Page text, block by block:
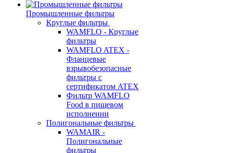
Промышленные фильтры
Круглые фильтры
WAMFLO - Круглые
фильтры
WAMFLO ATEX -
Фланцевые
взрывобезопасные
фильтры с
сертификатом ATEX
Фильтр WAMFLO
Food в пищевом
исполнении
Полигональные фильтры
WAMAIR -
Полигональные
фильтры